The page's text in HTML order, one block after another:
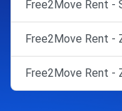
Free2Move Rent -
Free2Move Rent -
Free2Move Rent -